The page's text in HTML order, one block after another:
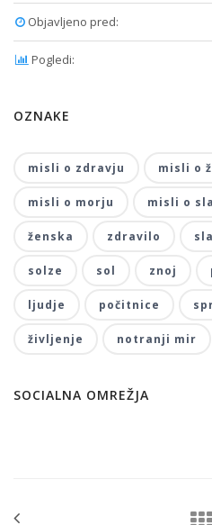
Objavljeno pred:
Pogledi:
OZNAKE
misli o zdravju misli o
misli o morju misli o
ženska zdravilo
solze sol znoj
ljudje počitnice
življenje notranji mir
SOCIALNA OMREŽJA